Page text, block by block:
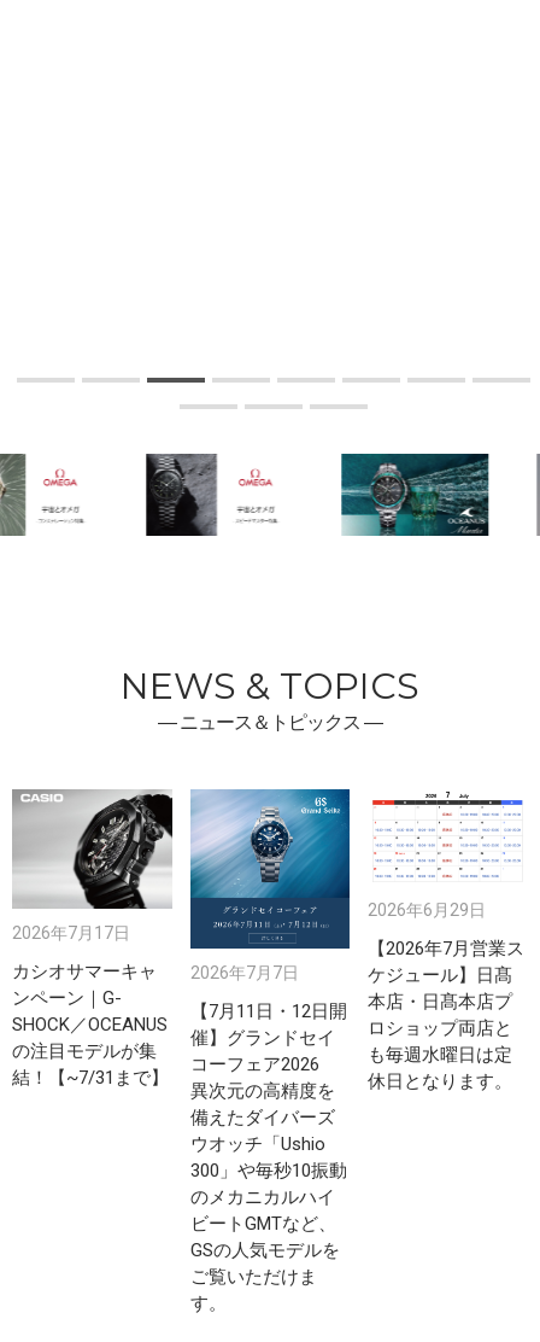
NEWS & TOPICS
― ニュース＆トピックス ―
2026年7月17日
カシオサマーキャ
ンペーン｜G-
SHOCK／OCEANUS
の注目モデルが集
結！【~7/31まで】
2026年7月7日
【7月11日・12日開
催】グランドセイ
コーフェア2026
異次元の高精度を
備えたダイバーズ
ウオッチ「Ushio
300」や毎秒10振動
のメカニカルハイ
ビートGMTなど、
GSの人気モデルを
ご覧いただけま
す。
2026年6月29日
【2026年7月営業ス
ケジュール】日髙
本店・日髙本店プ
ロショップ両店と
も毎週水曜日は定
休日となります。